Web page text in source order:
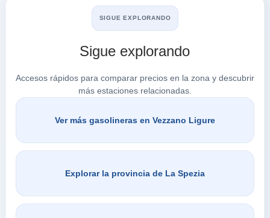
SIGUE EXPLORANDO
Sigue explorando
Accesos rápidos para comparar precios en la zona y descubrir
más estaciones relacionadas.
Ver más gasolineras en Vezzano Ligure
Explorar la provincia de La Spezia